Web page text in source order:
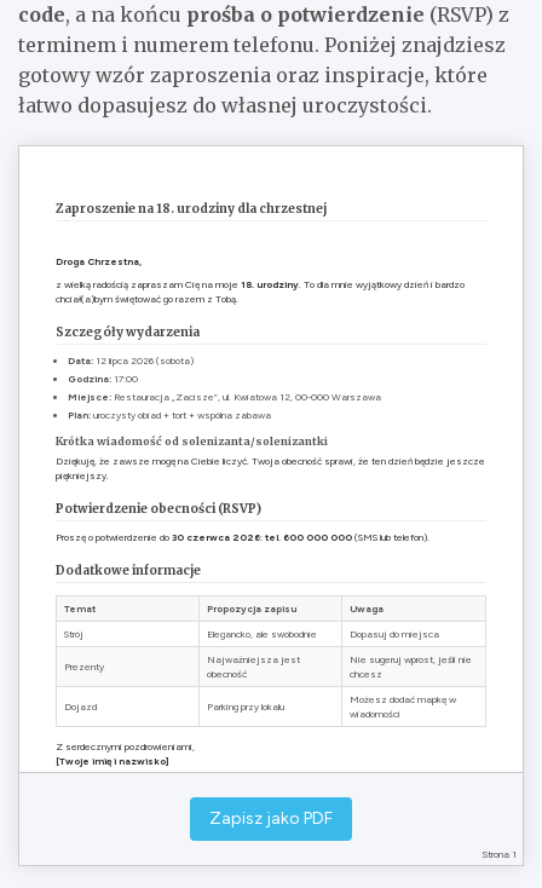
code, a na końcu prośba o potwierdzenie (RSVP) z
terminem i numerem telefonu. Poniżej znajdziesz
gotowy wzór zaproszenia oraz inspiracje, które
łatwo dopasujesz do własnej uroczystości.
Zaproszenie na 18. urodziny dla chrzestnej
Droga Chrzestna,
z wielką radością zapraszam Cię na moje 18. urodziny . To dla mnie wyjątkowy dzień i bardzo
chciał(a)bym świętować go razem z Tobą.
Szczegóły wydarzenia
Data: 12 lipca 2026 (sobota)
Godzina: 17:00
Miejsce: Restauracja „Zacisze”, ul. Kwiatowa 12, 00-000 Warszawa
Plan: uroczysty obiad + tort + wspólna zabawa
Krótka wiadomość od solenizanta/solenizantki
Dziękuję, że zawsze mogę na Ciebie liczyć. Twoja obecność sprawi, że ten dzień będzie jeszcze
piękniejszy.
Potwierdzenie obecności (RSVP)
Proszę o potwierdzenie do 30 czerwca 2026: tel. 600 000 000 (SMS lub telefon).
Dodatkowe informacje
Temat Propozycja zapisu Uwaga
Strój Elegancko, ale swobodnie Dopasuj do miejsca
Prezenty
Najważniejsza jest
obecność
Nie sugeruj wprost, jeśli nie
chcesz
Dojazd Parking przy lokalu
Możesz dodać mapkę w
wiadomości
Z serdecznymi pozdrowieniami,
[Twoje imię i nazwisko]
Strona 1
Zapisz jako PDF